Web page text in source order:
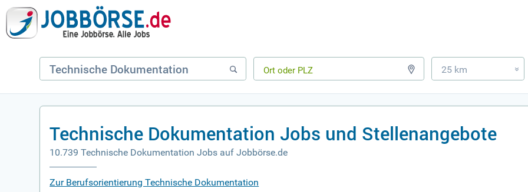
25 km »
Technische Dokumentation Jobs und Stellenangebote
10.739 Technische Dokumentation Jobs auf Jobbörse.de
Zur Berufsorientierung Technische Dokumentation